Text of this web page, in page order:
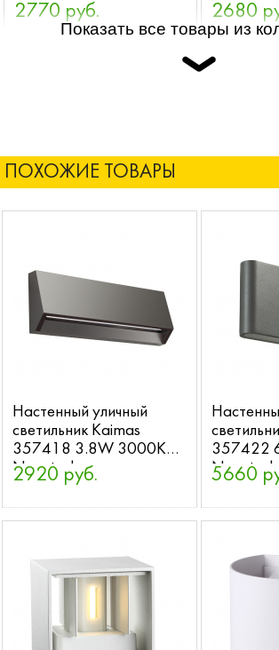
2770 руб. 2680
Показать все товары из
ПОХОЖИЕ ТОВАРЫ
Настенный уличный
светильник Kaimas
357418 3.8W 3000K
Novotech
2920 руб.
357422
Novotech
5660